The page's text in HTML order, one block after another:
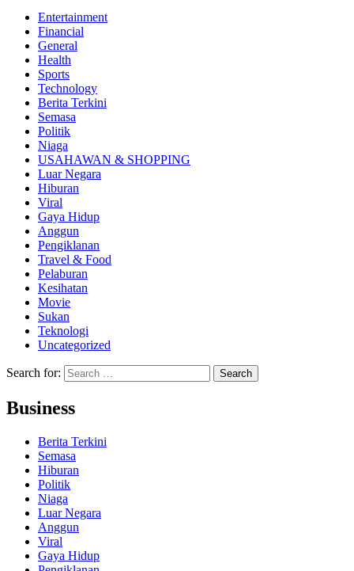
Entertainment
Financial
General
Health
Sports
Technology
Berita Terkini
Semasa
Politik
Niaga
USAHAWAN & SHOPPING
Luar Negara
Hiburan
Viral
Gaya Hidup
Anggun
Pengiklanan
Travel & Food
Pelaburan
Kesihatan
Movie
Sukan
Teknologi
Uncategorized
Search for:
Business
Berita Terkini
Semasa
Hiburan
Politik
Niaga
Luar Negara
Anggun
Viral
Gaya Hidup